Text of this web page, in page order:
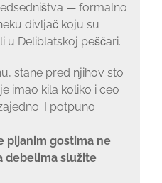
— formalno
divljač koju su
u Deliblatskoj peščari.
stane pred njihov sto
imao kila koliko i ceo
I potpuno
pijanim gostima ne
debelima služite